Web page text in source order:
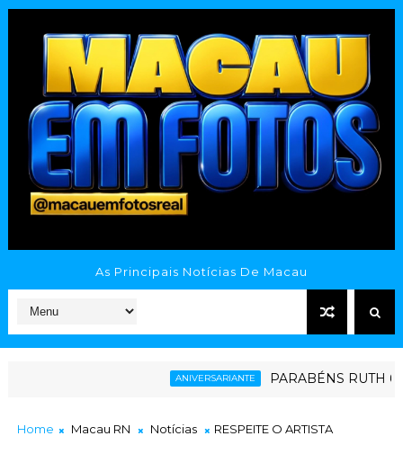
As Principais Notícias De Macau
ANIVERSARIANTE PARABÉNS RUTH 6.0
Home Macau RN Notícias RESPEITE O ARTISTA